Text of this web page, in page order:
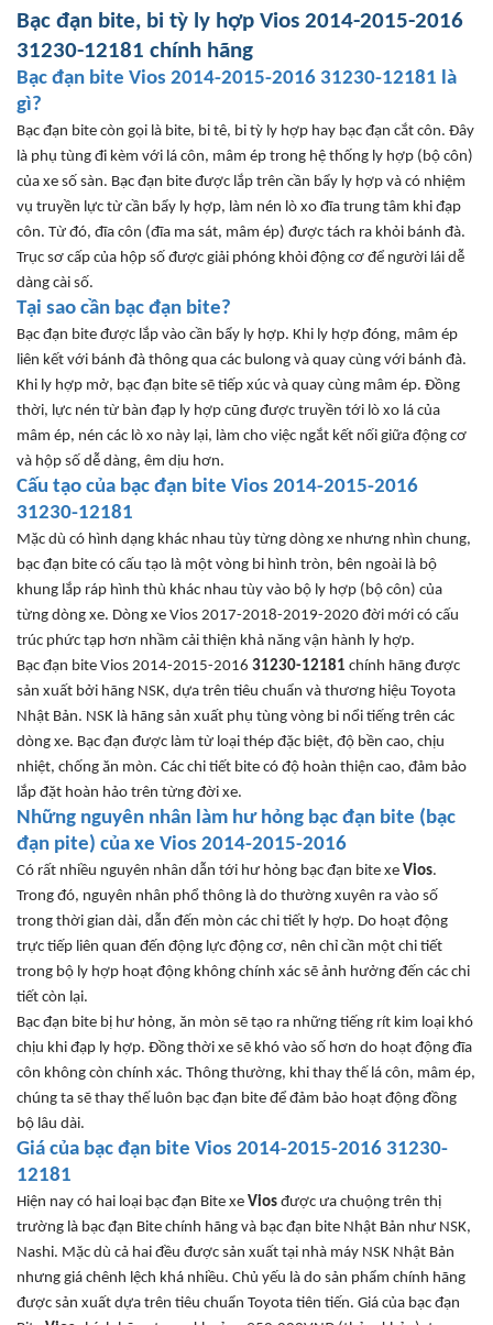
Bạc đạn bite, bi tỳ ly hợp Vios 2014-2015-2016
31230-12181 chính hãng
Bạc đạn bite Vios 2014-2015-2016 31230-12181 là
gì?
Bạc đạn bite còn gọi là bite, bi tê, bi tỳ ly hợp hay bạc đạn cắt côn. Đây
là phụ tùng đi kèm với lá côn, mâm ép trong hệ thống ly hợp (bộ côn)
của xe số sàn. Bạc đạn bite được lắp trên cần bẩy ly hợp và có nhiệm
vụ truyền lực từ cần bẩy ly hợp, làm nén lò xo đĩa trung tâm khi đạp
côn. Từ đó, đĩa côn (đĩa ma sát, mâm ép) được tách ra khỏi bánh đà.
Trục sơ cấp của hộp số được giải phóng khỏi động cơ để người lái dễ
dàng cài số.
Tại sao cần bạc đạn bite?
Bạc đạn bite được lắp vào cần bẩy ly hợp. Khi ly hợp đóng, mâm ép
liên kết với bánh đà thông qua các bulong và quay cùng với bánh đà.
Khi ly hợp mở, bạc đạn bite sẽ tiếp xúc và quay cùng mâm ép. Đồng
thời, lực nén từ bàn đạp ly hợp cũng được truyền tới lò xo lá của
mâm ép, nén các lò xo này lại, làm cho việc ngắt kết nối giữa động cơ
và hộp số dễ dàng, êm dịu hơn.
Cấu tạo của bạc đạn bite Vios 2014-2015-2016
31230-12181
Mặc dù có hình dạng khác nhau tùy từng dòng xe nhưng nhìn chung,
bạc đạn bite có cấu tạo là một vòng bi hình tròn, bên ngoài là bộ
khung lắp ráp hình thù khác nhau tùy vào bộ ly hợp (bộ côn) của
từng dòng xe. Dòng xe Vios 2017-2018-2019-2020 đời mới có cấu
trúc phức tạp hơn nhầm cải thiện khả năng vận hành ly hợp.
Bạc đạn bite Vios 2014-2015-2016 31230-12181 chính hãng được
sản xuất bởi hãng NSK, dựa trên tiêu chuẩn và thương hiệu Toyota
Nhật Bản. NSK là hãng sản xuất phụ tùng vòng bi nổi tiếng trên các
dòng xe. Bạc đạn được làm từ loại thép đặc biệt, độ bền cao, chịu
nhiệt, chống ăn mòn. Các chi tiết bite có độ hoàn thiện cao, đảm bảo
lắp đặt hoàn hảo trên từng đời xe.
Những nguyên nhân làm hư hỏng bạc đạn bite (bạc
đạn pite) của xe Vios 2014-2015-2016
Có rất nhiều nguyên nhân dẫn tới hư hỏng bạc đạn bite xe Vios.
Trong đó, nguyên nhân phổ thông là do thường xuyên ra vào số
trong thời gian dài, dẫn đến mòn các chi tiết ly hợp. Do hoạt động
trực tiếp liên quan đến động lực động cơ, nên chỉ cần một chi tiết
trong bộ ly hợp hoạt động không chính xác sẽ ảnh hưởng đến các chi
tiết còn lại.
Bạc đạn bite bị hư hỏng, ăn mòn sẽ tạo ra những tiếng rít kim loại khó
chịu khi đạp ly hợp. Đồng thời xe sẽ khó vào số hơn do hoạt động đĩa
côn không còn chính xác. Thông thường, khi thay thế lá côn, mâm ép,
chúng ta sẽ thay thế luôn bạc đạn bite để đảm bảo hoạt động đồng
bộ lâu dài.
Giá của bạc đạn bite Vios 2014-2015-2016 31230-
12181
Hiện nay có hai loại bạc đạn Bite xe Vios được ưa chuộng trên thị
trường là bạc đạn Bite chính hãng và bạc đạn bite Nhật Bản như NSK,
Nashi. Mặc dù cả hai đều được sản xuất tại nhà máy NSK Nhật Bản
nhưng giá chênh lệch khá nhiều. Chủ yếu là do sản phẩm chính hãng
được sản xuất dựa trên tiêu chuẩn Toyota tiên tiến. Giá của bạc đạn